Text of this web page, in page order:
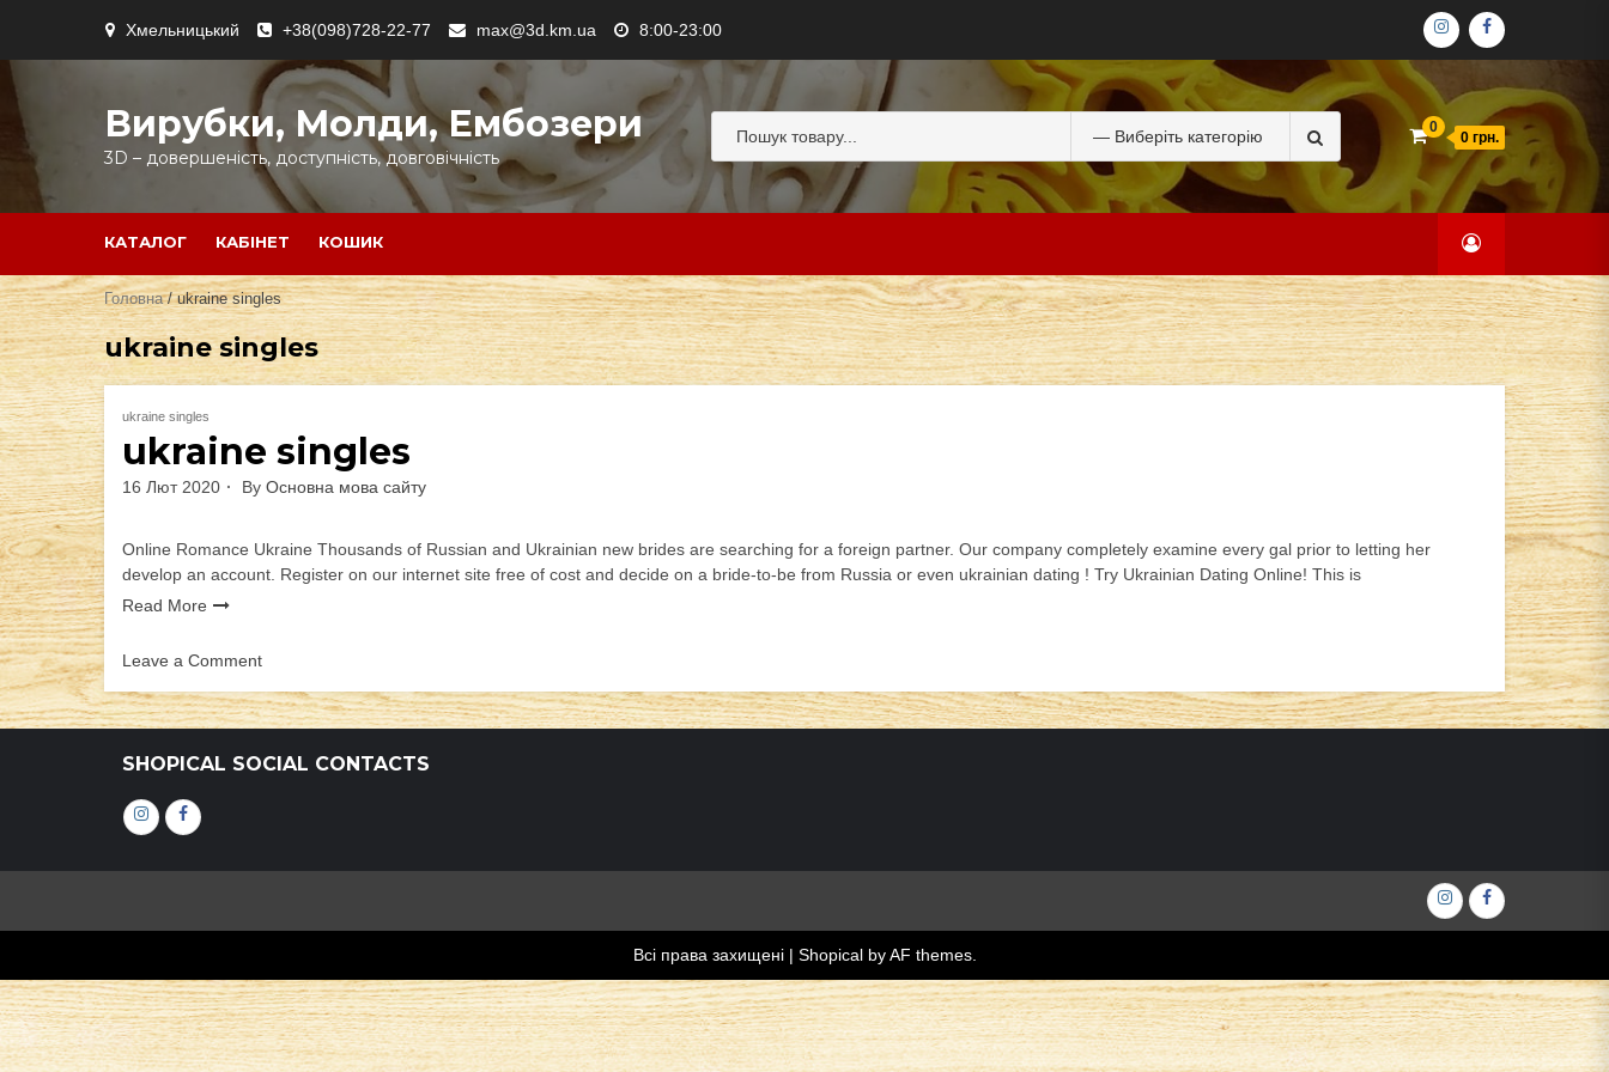
content
Хмельницький +38(098)728-22-77 max@3d.km.ua 8:00-23:00 ІНСТАГРАМ
ФЕЙСБУК
Вирубки, Молди, Ембозери
3D – довершеність, доступність, довговічність
for:
0
0 грн.
КАТАЛОГ КАБІНЕТ КОШИК
Головна/ ukraine singles
ukraine singles
ukraine singles
ukraine singles
16 Лют 2020 By Основна мова сайту
Online Romance Ukraine Thousands of Russian and Ukrainian new brides are searching for a foreign partner. Our company completely examine every gal prior to letting her
develop an account. Register on our internet site free of cost and decide on a bride-to-be from Russia or even ukrainian dating ! Try Ukrainian Dating Online! This is
Read More
Leave a Comment
ukraine
singles
SHOPICAL SOCIAL CONTACTS
ІнстаграмФейсбук
ІнстаграмФейсбук
Всі права захищені | Shopicalby AF themes.